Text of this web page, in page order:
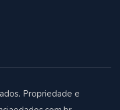
Propriedade e